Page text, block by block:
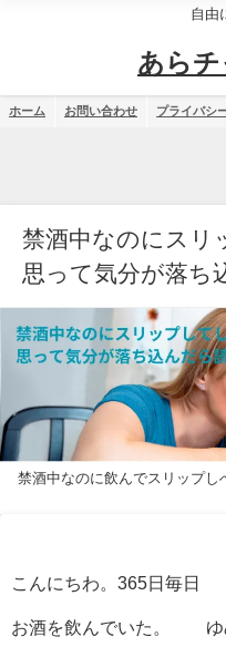
自由
あら
ホーム お問い合わせ プライバシ
禁酒中なのにスリ
思って気分が落ち
禁酒中なのに飲んでスリップし
こんにちわ。365日毎日
お酒を飲んでいた。 ゆ